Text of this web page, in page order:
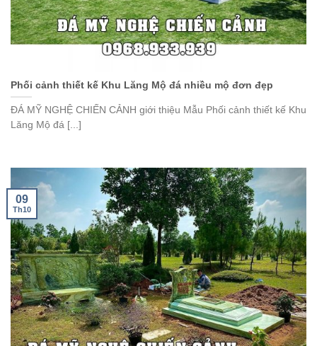
Phối cảnh thiết kế Khu Lăng Mộ đá nhiều mộ đơn đẹp
ĐÁ MỸ NGHỆ CHIẾN CẢNH giới thiệu Mẫu Phối cảnh thiết kế Khu
Lăng Mộ đá [...]
09
Th10